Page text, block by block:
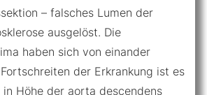
– falsches Lumen der
ausgelöst. Die
haben sich von einander
der Erkrankung ist es
Höhe der aorta descendens